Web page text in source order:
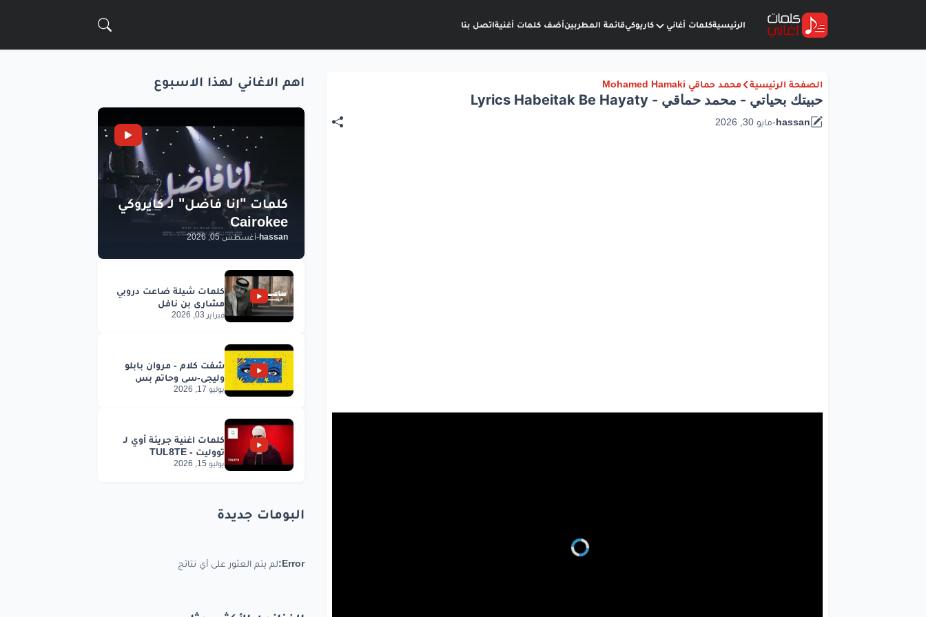
الرئيسيةكلمات أغاني كاريوكيقائمة المطربينأضف كلمات أغنيةاتصل بنا
الصفحة الرئيسية محمد حماقي Mohamed Hamaki
حبيتك بحياتي - محمد حماقي - Lyrics Habeitak Be Hayaty
hassan
-مايو 30, 2026
اهم الاغاني لهذا الاسبوع
hassan
-أغسطس 05, 2026
فبراير 03, 2026
يوليو 17, 2026
يوليو 15, 2026
البومات جديدة
Error: لم يتم العثور على أي نتائج